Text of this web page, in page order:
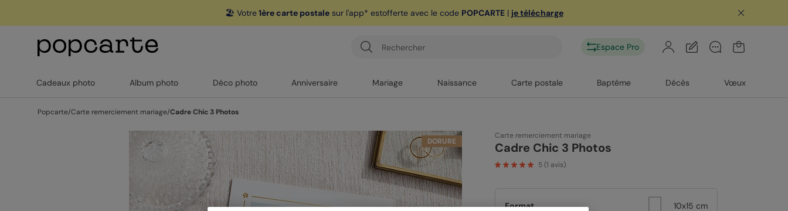
🏖️ Votre1ère carte postalesur l'app* estofferte avec le code POPCARTE| je télécharge
Espace Pro
Cadeaux photo Album photo Déco photo Anniversaire Mariage Naissance Carte postale Baptême Décès Vœux
Popcarte/Carte remerciement mariage/Cadre Chic 3 Photos
DORURE
Carte remerciement mariage
Cadre Chic 3 Photos
5(1 avis)
Format 10x15 cm